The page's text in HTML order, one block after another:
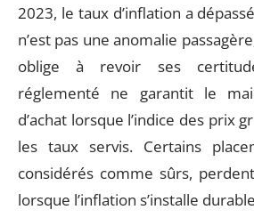
2023, le taux d’inflation a
n’est pas une anomalie
oblige à revoir ses
réglementé ne garantit le
d’achat lorsque l’indice des prix
les taux servis. Certains
considérés comme sûrs,
lorsque l’inflation s’installe